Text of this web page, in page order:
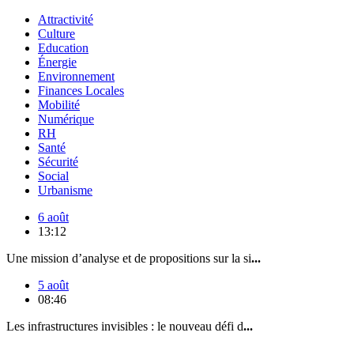
Attractivité
Culture
Education
Énergie
Environnement
Finances Locales
Mobilité
Numérique
RH
Santé
Sécurité
Social
Urbanisme
6 août
13:12
Une mission d’analyse et de propositions sur la si...
5 août
08:46
Les infrastructures invisibles : le nouveau défi d...